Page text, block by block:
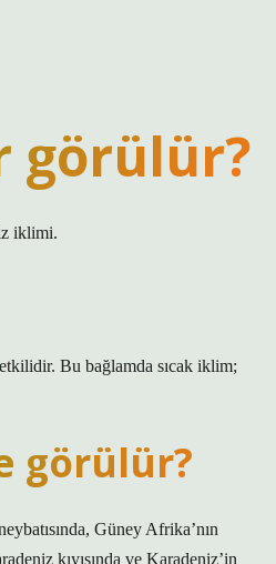
görülür?
iklimi.
Bu bağlamda sıcak iklim;
görülür?
Güney Afrika’nın
kıyısında ve Karadeniz’in